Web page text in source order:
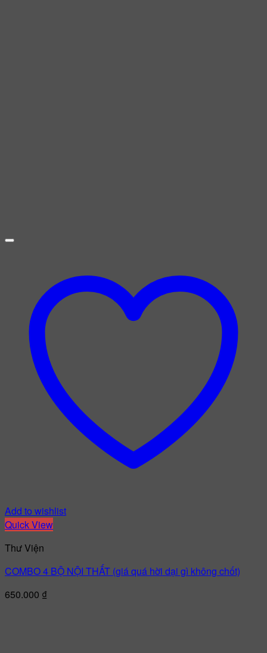
Add to wishlist
Quick View
Thư Viện
COMBO 4 BỘ NỘI THẤT (giá quá hời dại gì không chốt)
650.000 ₫